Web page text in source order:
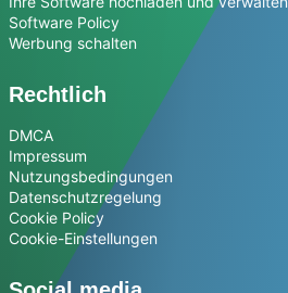
Software Policy
Werbung schalten
Rechtlich
DMCA
Impressum
Nutzungsbedingungen
Datenschutzregelung
Cookie Policy
Cookie-Einstellungen